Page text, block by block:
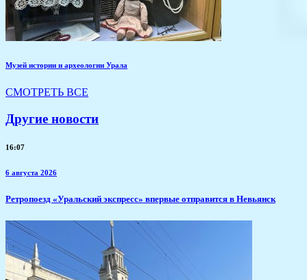
Музей истории и археологии Урала
СМОТРЕТЬ ВСЕ
Другие новости
16:07
6 августа 2026
​Ретропоезд «Уральский экспресс» впервые отправится в Невьянск